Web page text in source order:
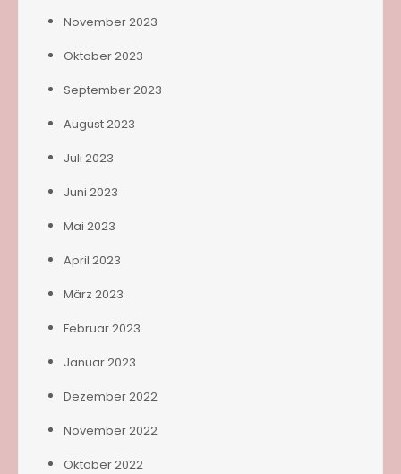
November 2023
Oktober 2023
September 2023
August 2023
Juli 2023
Juni 2023
Mai 2023
April 2023
März 2023
Februar 2023
Januar 2023
Dezember 2022
November 2022
Oktober 2022